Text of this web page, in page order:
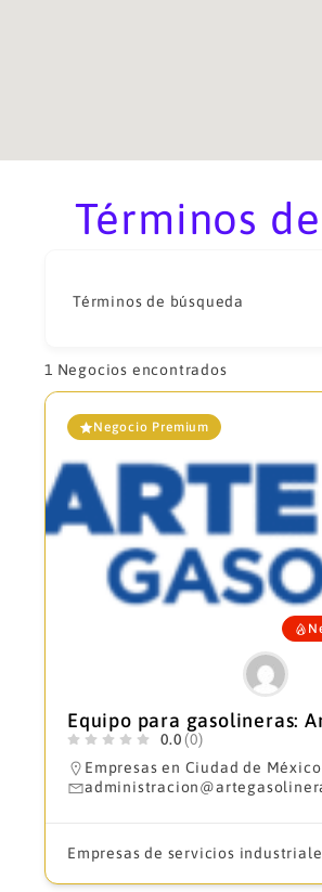
Términos
Términos de búsqueda
1 Negocios encontrados
Negocio Premium
Equipo para gasolineras:
0.0 (0)
Empresas en Ciudad de México
Empresas de servicios